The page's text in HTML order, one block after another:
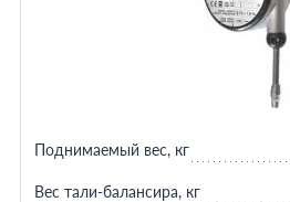
Поднимаемый вес, кг
Вес тали-балансира, кг